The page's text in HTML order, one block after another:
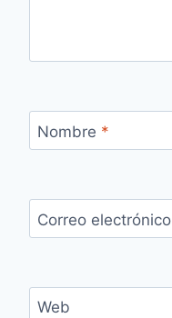
Nombre *
Correo electrónico
Web